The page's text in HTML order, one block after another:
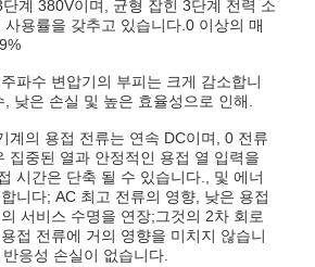
더 총
계
계
계 380V이며, 균형 잡힌 3단계 전력 소
용률을 갖추고 있습니다.0 이상의 매
파수 변압기의 부피는 크게 감소합니
낮은 손실 및 높은 효율성으로 인해.
계의 용접 전류는 연속 DC이며, 0 전류
집중된 열과 안정적인 용접 열 입력을
시간은 단축 될 수 있습니다., 및 에너
니다; AC 최고 전류의 영향, 낮은 용접
서비스 수명을 연장;그것의 2차 회로
접 전류에 거의 영향을 미치지 않습니
응성 손실이 없습니다.